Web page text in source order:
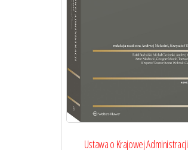
Ustawa o Krajowej Administracji